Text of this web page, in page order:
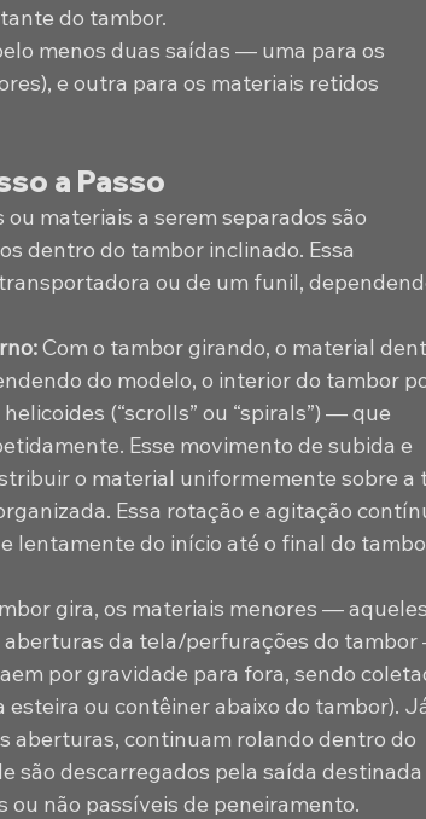
do tambor.
menos duas saídas — uma para os
e outra para os materiais retidos
a Passo
ou materiais a serem separados são
dentro do tambor inclinado. Essa
ou de um funil,
Com o tambor girando, o material
do modelo, o interior do tambor
(“scrolls” ou “spirals”) — que
Esse movimento de subida e
o material uniformemente sobre a
Essa rotação e agitação
lentamente do início até o final do
gira, os materiais menores — aqueles
aberturas da tela/perfurações do
por gravidade para fora, sendo
ou contêiner abaixo do tambor).
aberturas, continuam rolando dentro do
são descarregados pela saída destinada
ou não passíveis de peneiramento.